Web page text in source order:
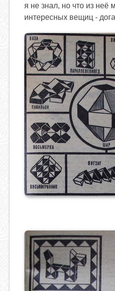
я не знал, но что из неё
интересных вещиц -